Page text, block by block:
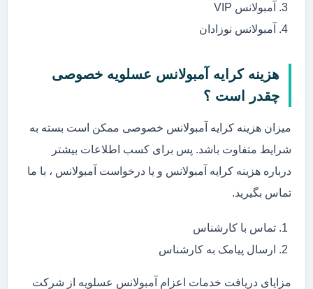
آمبولانس VIP
آمبولانس نوزادان
هزینه کرایه آمبولانس عسلویه خصوصی
چقدر است ؟
میزان هزینه کرایه آمبولانس خصوصی ممکن است بسته به
شرایط متفاوت باشد. پس برای کسب اطلاعات بیشتر
درباره هزینه کرایه آمبولانس و یا درخواست آمبولانس ، با ما
تماس بگیرید.
تماس با کارشناس
ارسال پیامک به کارشناس
مزایای دریافت خدمات اعزام آمبولانس عسلویه از شرکت